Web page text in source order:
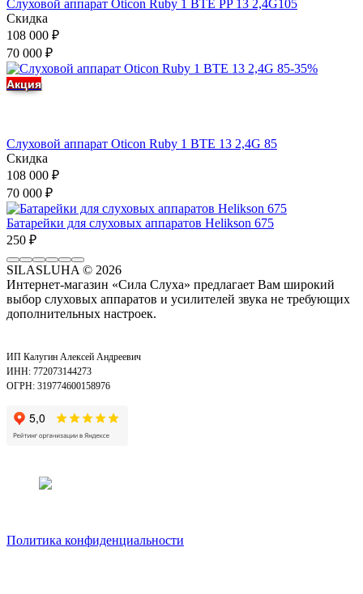
Слуховой аппарат Oticon Ruby 1 BTE PP 13 2,4G105
Скидка
108 000 ₽
70 000 ₽
-35%
Акция
Слуховой аппарат Oticon Ruby 1 BTE 13 2,4G 85
Скидка
108 000 ₽
70 000 ₽
Батарейки для слуховых аппаратов Helikson 675
250 ₽
SILASLUHA © 2026
Интернет-магазин «Сила Слуха» предлагает Вам широкий
выбор слуховых аппаратов и усилителей звука не требующих
дополнительных настроек.
ИП Калугин Алексей Андреевич
ИНН: 772073144273
ОГРН: 319774600158976
Политика конфиденциальности